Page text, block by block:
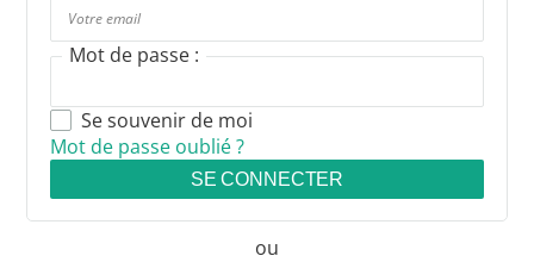
Mot de passe :
Se souvenir de moi
Mot de passe oublié ?
SE CONNECTER
ou